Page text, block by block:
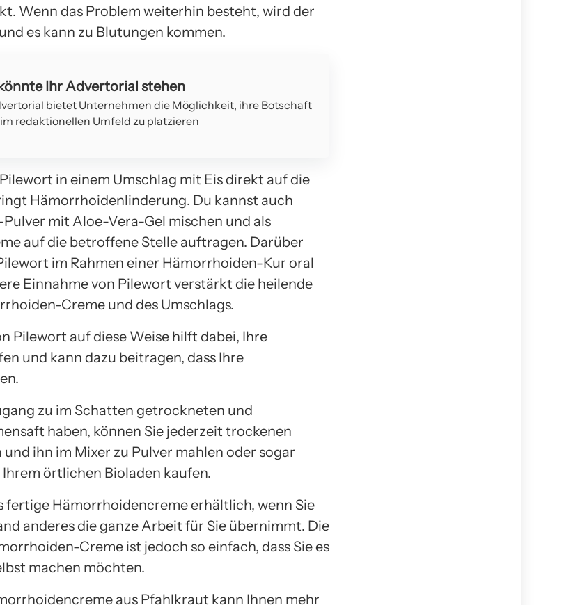
Wenn das Problem weiterhin besteht, wird der
es kann zu Blutungen kommen.
Ihr Advertorial stehen
bietet Unternehmen die Möglichkeit, ihre Botschaft
redaktionellen Umfeld zu platzieren
in einem Umschlag mit Eis direkt auf die
Hämorrhoidenlinderung. Du kannst auch
mit Aloe-Vera-Gel mischen und als
auf die betroffene Stelle auftragen. Darüber
im Rahmen einer Hämorrhoiden-Kur oral
Einnahme von Pilewort verstärkt die heilende
Creme und des Umschlags.
Pilewort auf diese Weise hilft dabei, Ihre
und kann dazu beitragen, dass Ihre
zu im Schatten getrockneten und
haben, können Sie jederzeit trockenen
ihn im Mixer zu Pulver mahlen oder sogar
örtlichen Bioladen kaufen.
fertige Hämorrhoidencreme erhältlich, wenn Sie
anderes die ganze Arbeit für Sie übernimmt. Die
Creme ist jedoch so einfach, dass Sie es
machen möchten.
aus Pfahlkraut kann Ihnen mehr